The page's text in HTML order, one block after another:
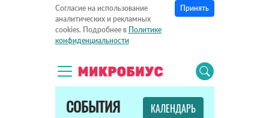
Согласие на использование
аналитических и рекламных
cookies. Подробнее в Политике
конфиденциальности
Принять
СОБЫТИЯ КАЛЕНДАРЬ